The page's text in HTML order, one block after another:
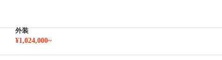
外装
¥1,024,000~